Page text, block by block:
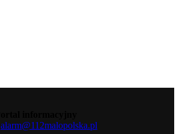
alarm@112malopolska.pl